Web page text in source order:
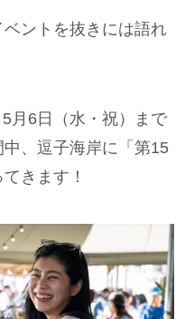
ントを抜きには語れ
月6日（水・祝）まで
、逗子海岸に「第15
きます！